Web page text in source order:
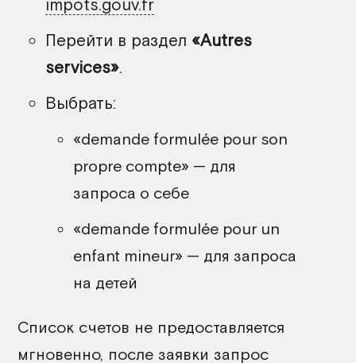
impots.gouv.fr
Перейти в раздел «Autres
services».
Выбрать:
«demande formulée pour son
propre compte» — для
запроса о себе
«demande formulée pour un
enfant mineur» — для запроса
на детей
Список счетов не предоставляется
мгновенно, после заявки запрос